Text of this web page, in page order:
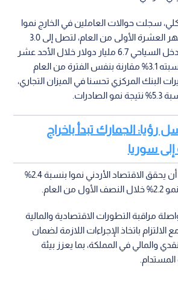
سجلت حوالات العاملين في الخارج نموا
بنسبة 3.1% خلال الأشهر العشرة الأولى من العام، لتصل إلى 3.0
مليار دولار، بينما بلغ الدخل السياحي 6.7 مليار دولار خلال الأحد عشر
شهرا، بتراجع طفيف نسبته 3.1% مقارنة بنفس الفترة من العام
البنك المركزي تحسنا في الميزان التجاري،
رؤيا: الجمارك تبدأ باخراج
إلى سوريا
ويتوقع البنك المركزي أن يحقق الاقتصاد الأردني نموا بنسبة 2.4%
مراقبة التطورات الاقتصادية والمالية
الالتزام باتخاذ الإجراءات اللازمة لضمان
والمالي في المملكة، بما يعزز بيئة